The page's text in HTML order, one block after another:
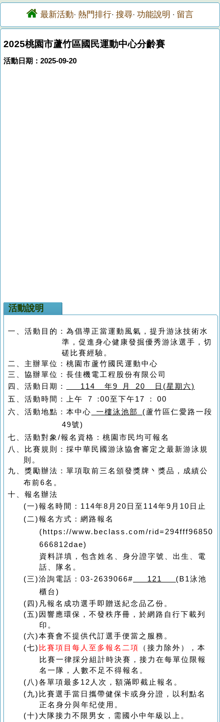
最新活動· 熱門排行· 搜尋· 功能說明 · 留言
2025桃園市蘆竹區國民運動中心分齡賽
活動日期：2025-09-20
活動說明
一、 活動目的：為倡導正當運動風氣，提升游泳技術水
準，促進身心健康發掘優秀游泳選手，切
磋比賽經驗。
二、 主辦單位：桃園市蘆竹國民運動中心
三、 協辦單位：長佳機電工程股份有限公司
四、 活動日期： 114 年9 月 20 日 (星期六)
五、 活動時間：上午 7 :00至下午17 : 00
六、 活動地點：本中心 一樓泳池部 (蘆竹區仁愛路一段
49號)
七、 活動對象 /報名資格：桃園市民均可報名
八、
比賽規則：採中華民國游泳協會審定之最新游泳規
則。
九、 獎勵辦法：單項取前三名頒發獎牌丶獎品，成績公
布前6名。
十、 報名辦法
(一)報名時間： 114年8 月 20 日至 114年9 月 10 日止
(二)報名方式：網路報名
(https://www.beclass.com/rid=294fff96850
666812dae)
資料詳填，包含姓名、身分證字號、出生、電
話、隊名。
(三)洽詢電話： 03-2639066# 121 (B1泳池
櫃台)
(四) 凡報名成功選手即贈送紀念品乙份。
(五) 因響應環保，不發秩序冊，於網路自行下載列
印。
(六)本賽會不提供代訂選手便當之服務。
(七) 比賽項目每人至多報名二項
（接力除外），本
比賽一律採分組計時決賽，接力在每單位限報
名一隊，人數不足不得報名。
(八)各單項最多 12 人次，額滿即截止 報名 。
(九) 比賽選手當日攜帶健保卡或身分證，以利點名
正名身分與年纪使用。
(十) 大隊接力不限男女，需國小中年級以上。